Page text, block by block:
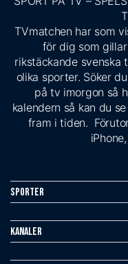
TVmatchen har som
för dig som
rikstäckande svenska
olika sporter. Söker
på tv imorgon så
kalendern så kan du
fram i tiden.
Sporter
Kanaler